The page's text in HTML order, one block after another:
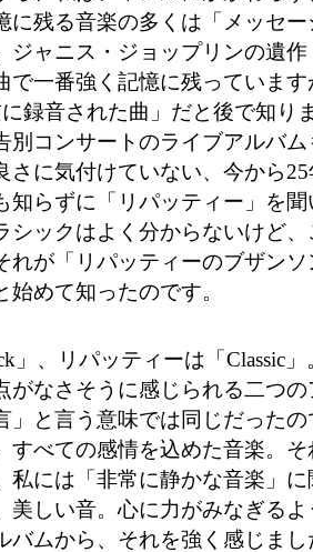
に残る音楽の多くは「メッセ
ジャニス・ジョップリンの遺
で一番強く記憶に残っていま
録音された曲」だと後で知り
別コンサートのライブアルバ
さに気付けていない、今から
知らずに「リパッティー」を
シックはよく分からないけど
れが「リパッティーのブザン
めて知ったのです。
」、リパッティーは「Classic
がなさそうに感じられる二つ
」と言う意味では同じだった
すべての感情を込めた音楽。
私には「非常に静かな音楽」
美しい音。心に力がみなぎる
バムから、それを強く感じま